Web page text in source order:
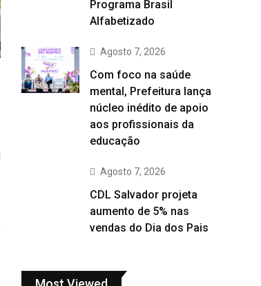
Programa Brasil
Alfabetizado
Agosto 7, 2026
Com foco na saúde
mental, Prefeitura lança
núcleo inédito de apoio
aos profissionais da
educação
Agosto 7, 2026
CDL Salvador projeta
aumento de 5% nas
vendas do Dia dos Pais